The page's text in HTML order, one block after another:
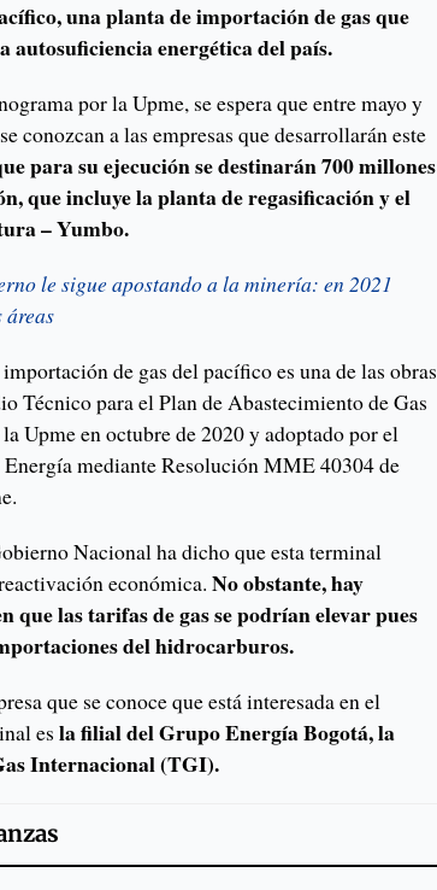
una planta de importación de gas que
autosuficiencia energética del país.
por la Upme, se espera que entre mayo y
conozcan a las empresas que desarrollarán este
para su ejecución se destinarán 700 millones
que incluye la planta de regasificación y el
– Yumbo.
le sigue apostando a la minería: en 2021
de gas del pacífico es una de las obras
Técnico para el Plan de Abastecimiento de Gas
Upme en octubre de 2020 y adoptado por el
mediante Resolución MME 40304 de
Nacional ha dicho que esta terminal
económica. No obstante, hay
que las tarifas de gas se podrían elevar pues
del hidrocarburos.
que se conoce que está interesada en el
es la filial del Grupo Energía Bogotá, la
Internacional (TGI).